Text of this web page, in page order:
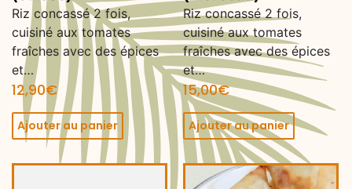
Riz concassé 2 fois,
cuisiné aux tomates
fraîches avec des épices
et…
12,90€
Ajouter au panier
Riz concassé 2 fois,
cuisiné aux tomates
fraîches avec des épices
et…
15,00€
Ajouter au panier